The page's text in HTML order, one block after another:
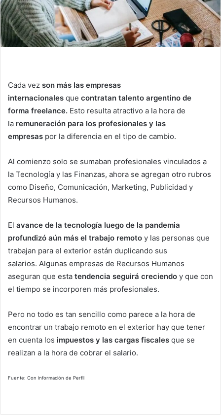
Cada vez son más las empresas
internacionales que contratan talento argentino de
forma freelance. Esto resulta atractivo a la hora de
la remuneración para los profesionales y las
empresas por la diferencia en el tipo de cambio.
Al comienzo solo se sumaban profesionales vinculados a
la Tecnología y las Finanzas, ahora se agregan otro rubros
como Diseño, Comunicación, Marketing, Publicidad y
Recursos Humanos.
El avance de la tecnología luego de la pandemia
profundizó aún más el trabajo remoto y las personas que
trabajan para el exterior están duplicando sus
salarios. Algunas empresas de Recursos Humanos
aseguran que esta tendencia seguirá creciendo y que con
el tiempo se incorporen más profesionales.
Pero no todo es tan sencillo como parece a la hora de
encontrar un trabajo remoto en el exterior hay que tener
en cuenta los impuestos y las cargas fiscales que se
realizan a la hora de cobrar el salario.
Fuente: Con información de Perfil